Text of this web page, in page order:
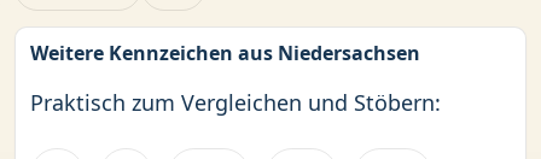
Weitere Kennzeichen aus Niedersachsen
Praktisch zum Vergleichen und Stöbern: